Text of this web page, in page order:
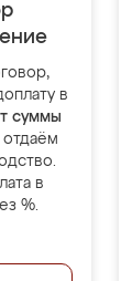
в
суммы
в
%.